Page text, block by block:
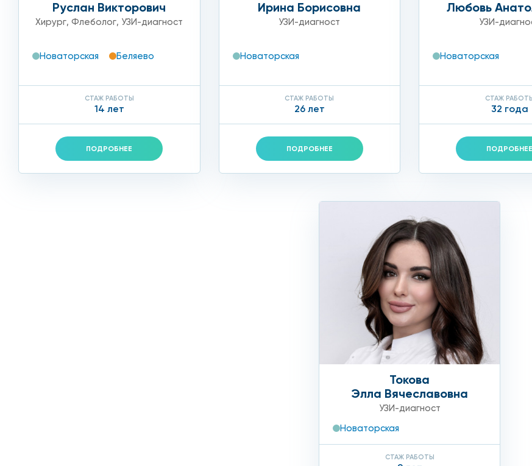
Руслан Викторович
Хирург,Флеболог, УЗИ-диагност
Новаторская Беляево
СТАЖ РАБОТЫ
14 лет
ПОДРОБНЕЕ
Ирина Борисовна
УЗИ-диагност
Новаторская
СТАЖ РАБОТЫ
26 лет
ПОДРОБНЕЕ
Любовь
УЗИ-
Новаторская
СТАЖ РАБОТЫ
32 года
ПОДРОБНЕЕ
Токова
Элла Вячеславовна
УЗИ-диагност
Новаторская
СТАЖ РАБОТЫ